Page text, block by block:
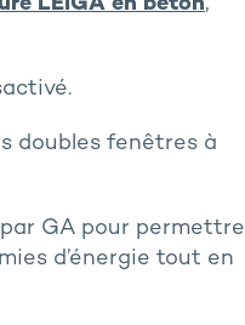
doubles fenêtres à
GA pour permettre
d’énergie tout en